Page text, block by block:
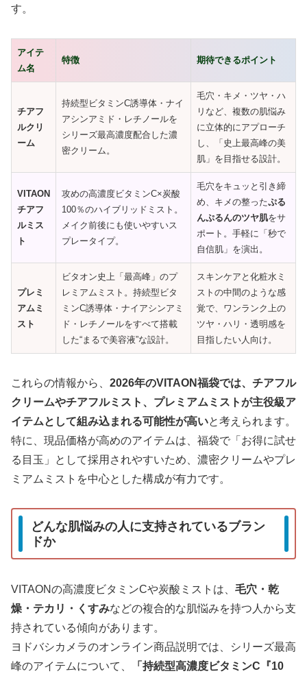
す。
アイテ
ム名
特徴 期待できるポイント
チアフ
ルクリ
ーム
持続型ビタミンC誘導体・ナイ
アシンアミド・レチノールを
シリーズ最高濃度配合した濃
密クリーム。
毛穴・キメ・ツヤ・ハ
リなど、複数の肌悩み
に立体的にアプローチ
し、「史上最高峰の美
肌」を目指せる設計。
VITAON
チアフ
ルミス
ト
攻めの高濃度ビタミンC×炭酸
100％のハイブリッドミスト。
メイク前後にも使いやすいス
プレータイプ。
毛穴をキュッと引き締
め、キメの整ったぷる
んぷるんのツヤ肌をサ
ポート。手軽に「秒で
自信肌」を演出。
プレミ
アムミ
スト
ビタオン史上「最高峰」のプ
レミアムミスト。持続型ビタ
ミンC誘導体・ナイアシンアミ
ド・レチノールをすべて搭載
した“まるで美容液”な設計。
スキンケアと化粧水ミ
ストの中間のような感
覚で、ワンランク上の
ツヤ・ハリ・透明感を
目指したい人向け。
これらの情報から、 2026年のVITAON福袋では、チアフル
クリームやチアフルミスト、プレミアムミストが主役級ア
イテムとして組み込まれる可能性が高いと考えられます。
特に、現品価格が高めのアイテムは、福袋で「お得に試せ
る目玉」として採用されやすいため、濃密クリームやプレ
ミアムミストを中心とした構成が有力です。
どんな肌悩みの人に支持されているブラン
ドか
VITAONの高濃度ビタミンCや炭酸ミストは、 毛穴・乾
燥・テカリ・くすみなどの複合的な肌悩みを持つ人から支
持されている傾向があります。
ヨドバシカメラのオンライン商品説明では、シリーズ最高
峰のアイテムについて、
「持続型高濃度ビタミンC『10